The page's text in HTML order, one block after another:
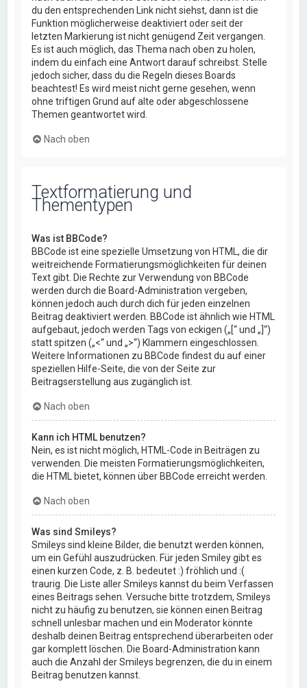
du den entsprechenden Link nicht siehst, dann ist die
Funktion möglicherweise deaktiviert oder seit der
letzten Markierung ist nicht genügend Zeit vergangen.
Es ist auch möglich, das Thema nach oben zu holen,
indem du einfach eine Antwort darauf schreibst. Stelle
jedoch sicher, dass du die Regeln dieses Boards
beachtest! Es wird meist nicht gerne gesehen, wenn
ohne triftigen Grund auf alte oder abgeschlossene
Themen geantwortet wird.
Nach oben
Textformatierung und
Thementypen
Was ist BBCode?
BBCode ist eine spezielle Umsetzung von HTML, die dir
weitreichende Formatierungsmöglichkeiten für deinen
Text gibt. Die Rechte zur Verwendung von BBCode
werden durch die Board-Administration vergeben,
können jedoch auch durch dich für jeden einzelnen
Beitrag deaktiviert werden. BBCode ist ähnlich wie HTML
aufgebaut, jedoch werden Tags von eckigen („[“ und „]“)
statt spitzen („<“ und „>“) Klammern eingeschlossen.
Weitere Informationen zu BBCode findest du auf einer
speziellen Hilfe-Seite, die von der Seite zur
Beitragserstellung aus zugänglich ist.
Nach oben
Kann ich HTML benutzen?
Nein, es ist nicht möglich, HTML-Code in Beiträgen zu
verwenden. Die meisten Formatierungsmöglichkeiten,
die HTML bietet, können über BBCode erreicht werden.
Nach oben
Was sind Smileys?
Smileys sind kleine Bilder, die benutzt werden können,
um ein Gefühl auszudrücken. Für jeden Smiley gibt es
einen kurzen Code, z. B. bedeutet :) fröhlich und :(
traurig. Die Liste aller Smileys kannst du beim Verfassen
eines Beitrags sehen. Versuche bitte trotzdem, Smileys
nicht zu häufig zu benutzen, sie können einen Beitrag
schnell unlesbar machen und ein Moderator könnte
deshalb deinen Beitrag entsprechend überarbeiten oder
gar komplett löschen. Die Board-Administration kann
auch die Anzahl der Smileys begrenzen, die du in einem
Beitrag benutzen kannst.